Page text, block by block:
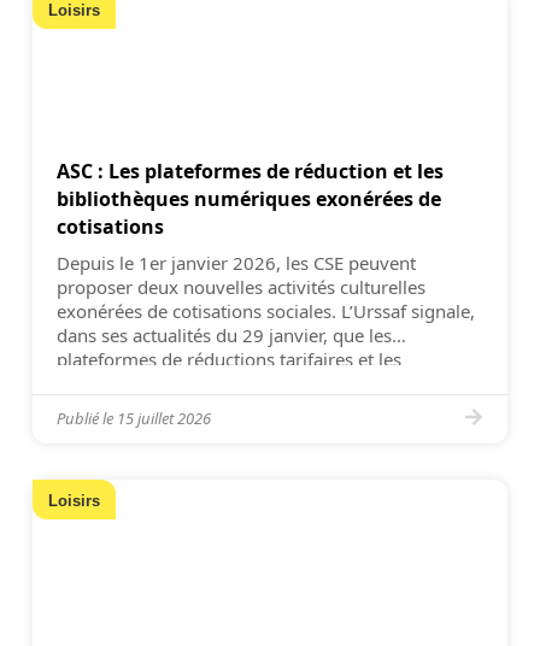
Loisirs
ASC : Les plateformes de réduction et les
bibliothèques numériques exonérées de
cotisations
Depuis le 1er janvier 2026, les CSE peuvent
proposer deux nouvelles activités culturelles
exonérées de cotisations sociales. L’Urssaf signale,
dans ses actualités du 29 janvier, que les
plateformes de réductions tarifaires et les
désormais exonérés de cotisations. Maintenant
logées à la même enseigne que les cartes de
Publié le 15 juillet 2026
Loisirs